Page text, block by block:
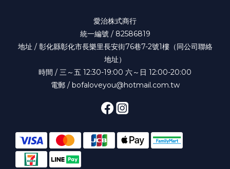
愛治株式商行
統一編號 / 82586819
地址 / 彰化縣彰化市長樂里長安街76巷7-2號1樓（同公司聯絡
地址）
時間 / 三～五 12:30-19:00 六～日 12:00-20:00
電郵 / bofaloveyou@hotmail.com.tw